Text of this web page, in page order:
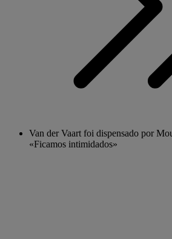
Van der Vaart foi dispensado por
«Ficamos intimidados»